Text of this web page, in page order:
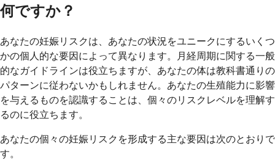
何ですか？
あなたの妊娠リスクは、あなたの状況をユニークにするいくつ
かの個人的な要因によって異なります。月経周期に関する一般
的なガイドラインは役立ちますが、あなたの体は教科書通りの
パターンに従わないかもしれません。あなたの生殖能力に影響
を与えるものを認識することは、個々のリスクレベルを理解す
るのに役立ちます。
あなたの個々の妊娠リスクを形成する主な要因は次のとおりで
す。